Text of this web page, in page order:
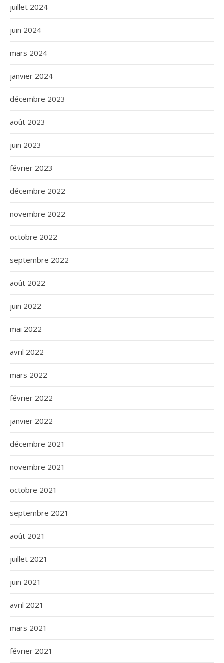
juillet 2024
juin 2024
mars 2024
janvier 2024
décembre 2023
août 2023
juin 2023
février 2023
décembre 2022
novembre 2022
octobre 2022
septembre 2022
août 2022
juin 2022
mai 2022
avril 2022
mars 2022
février 2022
janvier 2022
décembre 2021
novembre 2021
octobre 2021
septembre 2021
août 2021
juillet 2021
juin 2021
avril 2021
mars 2021
février 2021